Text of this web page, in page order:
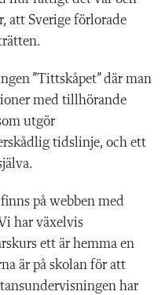
att Sverige förlorade
”Tittskåpet” där man
med tillhörande
utgör
tidslinje, och ett
på webben med
har växelvis
ett är hemma en
är på skolan för att
har